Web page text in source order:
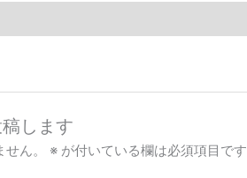
します
ん。 ※ が付いている欄は必須項目です